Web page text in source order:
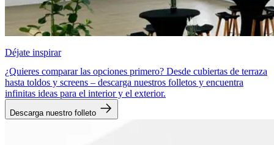
Déjate inspirar
¿Quieres comparar las opciones primero? Desde cubiertas de terraza
hasta toldos y screens – descarga nuestros folletos y encuentra
infinitas ideas para el interior y el exterior.
Descarga nuestro folleto